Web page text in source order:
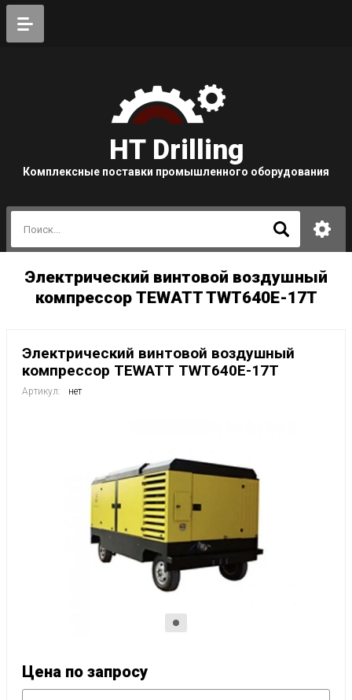
HT Drilling
Комплексные поставки промышленного оборудования
Электрический винтовой воздушный
компрессор TEWATT TWT640E-17T
Электрический винтовой воздушный
компрессор TEWATT TWT640E-17T
Артикул: нет
Цена по запросу